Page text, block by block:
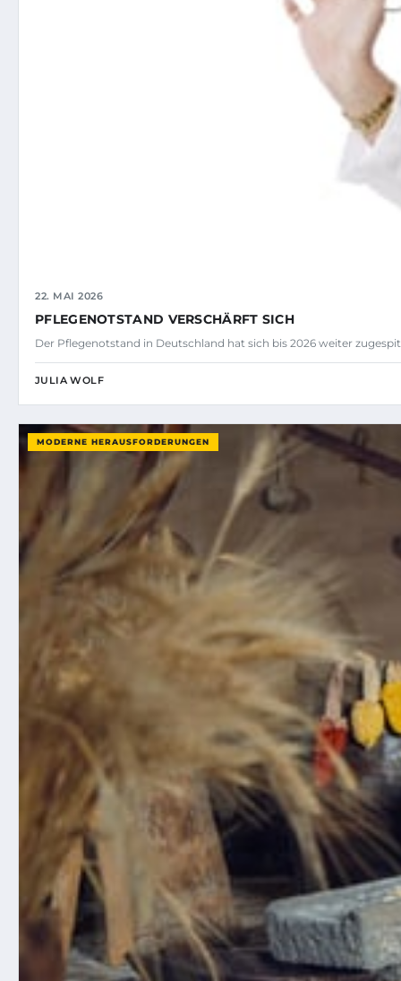
22. MAI 2026
PFLEGENOTSTAND VERSCHÄRFT SICH
Der Pflegenotstand in Deutschland hat sich bis 2026 weiter
JULIA WOLF
MODERNE HERAUSFORDERUNGEN